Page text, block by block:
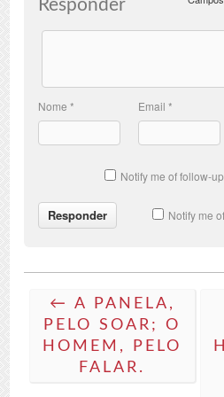
Responder
Nome* Email *
Notify me of follow-
Notify me
← A PANELA,
PELO SOAR; O
HOMEM, PELO
FALAR.